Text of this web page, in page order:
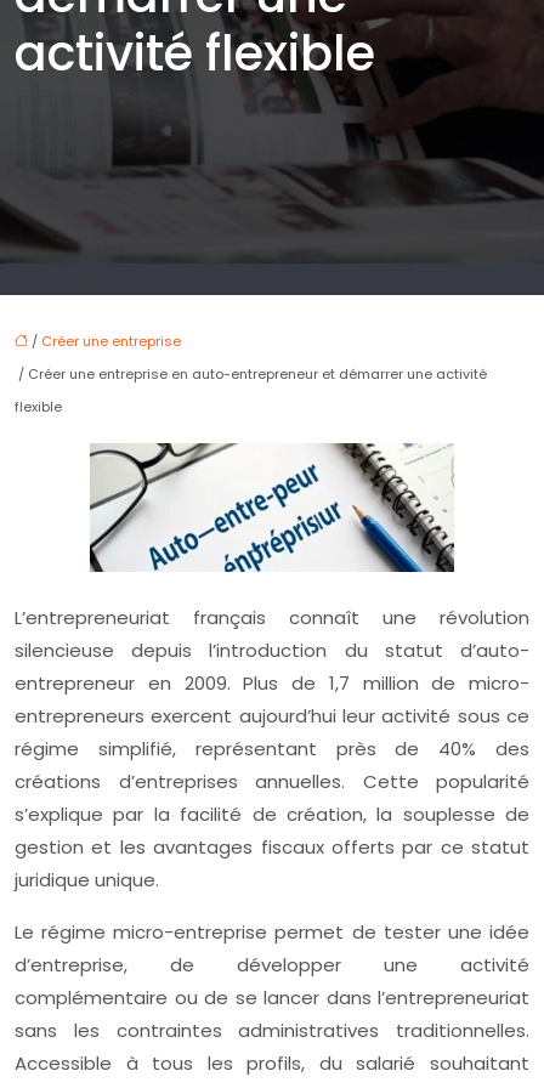
activité flexible
/ Créer une entreprise
/ Créer une entreprise en auto-entrepreneur et démarrer une activité
flexible
L’entrepreneuriat français connaît une révolution
silencieuse depuis l’introduction du statut d’auto-
entrepreneur en 2009. Plus de 1,7 million de micro-
entrepreneurs exercent aujourd’hui leur activité sous ce
régime simplifié, représentant près de 40% des
créations d’entreprises annuelles. Cette popularité
s’explique par la facilité de création, la souplesse de
gestion et les avantages fiscaux offerts par ce statut
juridique unique.
Le régime micro-entreprise permet de tester une idée
d’entreprise, de développer une activité
complémentaire ou de se lancer dans l’entrepreneuriat
sans les contraintes administratives traditionnelles.
Accessible à tous les profils, du salarié souhaitant